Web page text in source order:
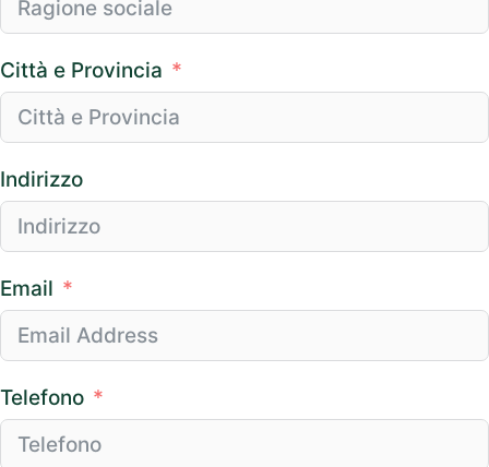
Città e Provincia
Indirizzo
Email
Telefono